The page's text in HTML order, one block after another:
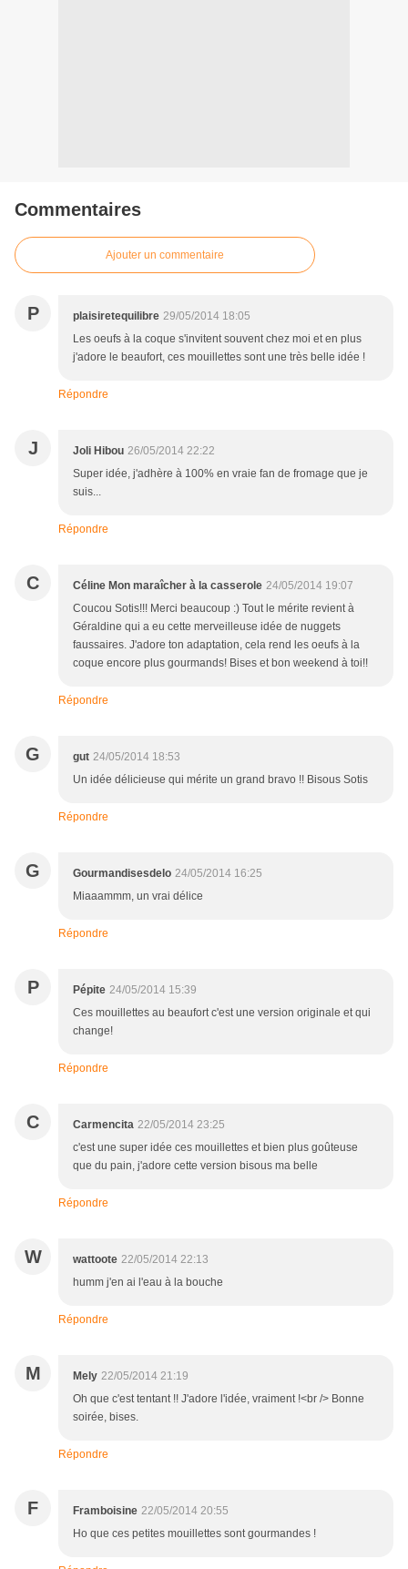
Commentaires
Ajouter un commentaire
P plaisiretequilibre 29/05/2014 18:05
Les oeufs à la coque s'invitent souvent chez moi et en plus
j'adore le beaufort, ces mouillettes sont une très belle idée !
Répondre
J Joli Hibou 26/05/2014 22:22
Super idée, j'adhère à 100% en vraie fan de fromage que je
suis...
Répondre
C Céline Mon maraîcher à la casserole 24/05/2014 19:07
Coucou Sotis!!! Merci beaucoup :) Tout le mérite revient à
Géraldine qui a eu cette merveilleuse idée de nuggets
faussaires. J'adore ton adaptation, cela rend les oeufs à la
coque encore plus gourmands! Bises et bon weekend à toi!!
Répondre
G gut 24/05/2014 18:53
Un idée délicieuse qui mérite un grand bravo !! Bisous Sotis
Répondre
G Gourmandisesdelo 24/05/2014 16:25
Miaaammm, un vrai délice
Répondre
P Pépite 24/05/2014 15:39
Ces mouillettes au beaufort c'est une version originale et qui
change!
Répondre
C Carmencita 22/05/2014 23:25
c'est une super idée ces mouillettes et bien plus goûteuse
que du pain, j'adore cette version bisous ma belle
Répondre
W wattoote 22/05/2014 22:13
humm j'en ai l'eau à la bouche
Répondre
M Mely 22/05/2014 21:19
Oh que c'est tentant !! J'adore l'idée, vraiment !<br /> Bonne
soirée, bises.
Répondre
F Framboisine 22/05/2014 20:55
Ho que ces petites mouillettes sont gourmandes !